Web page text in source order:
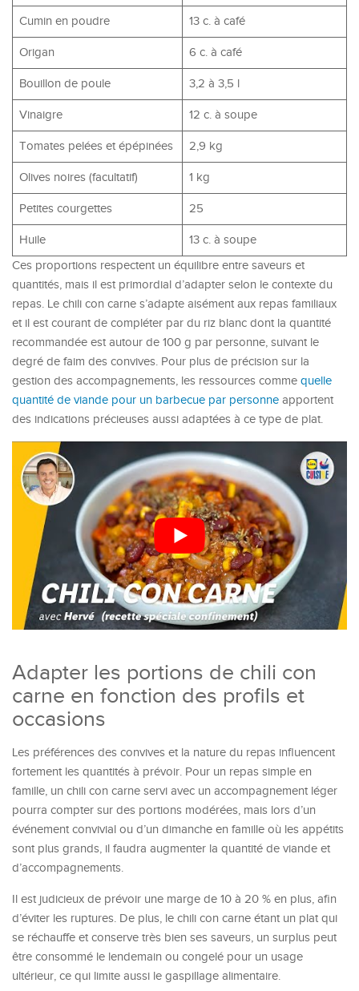
Cumin en poudre 13 c. à café
Origan 6 c. à café
Bouillon de poule 3,2 à 3,5 l
Vinaigre 12 c. à soupe
Tomates pelées et épépinées 2,9 kg
Olives noires (facultatif) 1 kg
Petites courgettes 25
Huile
13 c. à soupe
Ces proportions respectent un équilibre entre saveurs et
quantités, mais il est primordial d’adapter selon le contexte du
repas. Le chili con carne s’adapte aisément aux repas familiaux
et il est courant de compléter par du riz blanc dont la quantité
recommandée est autour de 100 g par personne, suivant le
degré de faim des convives. Pour plus de précision sur la
gestion des accompagnements, les ressources comme quelle
quantité de viande pour un barbecue par personne apportent
des indications précieuses aussi adaptées à ce type de plat.
Adapter les portions de chili con
carne en fonction des profils et
occasions
Les préférences des convives et la nature du repas influencent
fortement les quantités à prévoir. Pour un repas simple en
famille, un chili con carne servi avec un accompagnement léger
pourra compter sur des portions modérées, mais lors d’un
événement convivial ou d’un dimanche en famille où les appétits
sont plus grands, il faudra augmenter la quantité de viande et
d’accompagnements.
Il est judicieux de prévoir une marge de 10 à 20 % en plus, afin
d’éviter les ruptures. De plus, le chili con carne étant un plat qui
se réchauffe et conserve très bien ses saveurs, un surplus peut
être consommé le lendemain ou congelé pour un usage
ultérieur, ce qui limite aussi le gaspillage alimentaire.